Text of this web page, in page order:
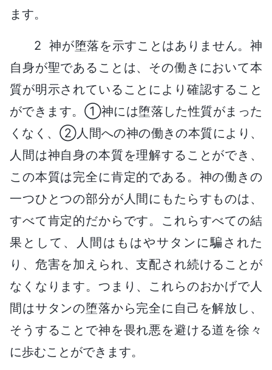
ます。
2 神が堕落を示すことはありません。神
自身が聖であることは、その働きにおいて本
質が明示されていることにより確認すること
ができます。①神には堕落した性質がまった
くなく、②人間への神の働きの本質により、
人間は神自身の本質を理解することができ、
この本質は完全に肯定的である。神の働きの
一つひとつの部分が人間にもたらすものは、
すべて肯定的だからです。これらすべての結
果として、人間はもはやサタンに騙された
り、危害を加えられ、支配され続けることが
なくなります。つまり、これらのおかげで人
間はサタンの堕落から完全に自己を解放し、
そうすることで神を畏れ悪を避ける道を徐々
に歩むことができます。